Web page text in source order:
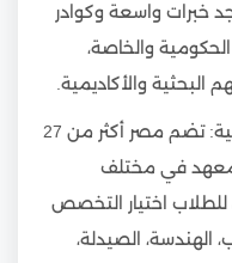
خبرات واسعة وكوادر
والخاصة،
البحثية والأكاديمية.
تنوع التخصصات والبرامج الدراسية: تضم مصر أكثر من 27
442 كلية ومعهد في مختلف
اختيار التخصص
الهندسة، الصيدلة،